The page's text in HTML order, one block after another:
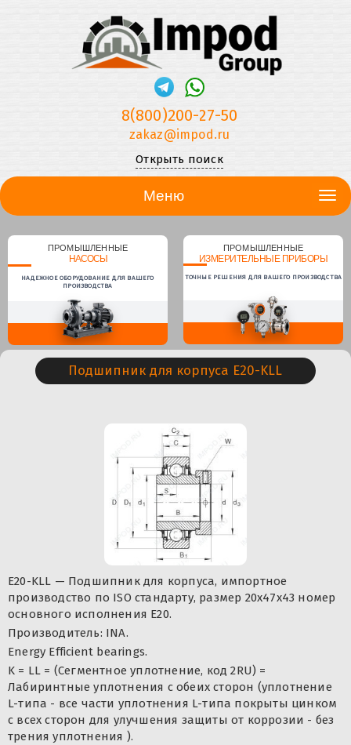
8(800)200-27-50
zakaz@impod.ru
Открыть поиск
Меню
ПРОМЫШЛЕННЫЕ
НАСОСЫ
НАДЕЖНОЕ ОБОРУДОВАНИЕ ДЛЯ ВАШЕГО
ПРОИЗВОДСТВА
ПРОМЫШЛЕННЫЕ
ИЗМЕРИТЕЛЬНЫЕ ПРИБОРЫ
ТОЧНЫЕ РЕШЕНИЯ ДЛЯ ВАШЕГО ПРОИЗВОДСТВА
Подшипник для корпуса E20-KLL
E20-KLL — Подшипник для корпуса, импортное
производство по ISO стандарту, размер 20x47x43 номер
основного исполнения E20.
Производитель: INA.
Energy Efficient bearings.
K = LL = (Сегментное уплотнение, код 2RU) =
Лабиринтные уплотнения с обеих сторон (уплотнение
L-типа - все части уплотнения L-типа покрыты цинком
с всех сторон для улучшения защиты от коррозии - без
трения уплотнения ).